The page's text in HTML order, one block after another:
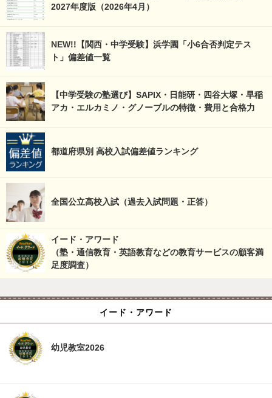
2027年度版（2026年4月）
NEW!!【関西・中学受験】浜学園「小6合否判定テス
ト」偏差値一覧
【中学受験の塾選び】SAPIX・日能研・四谷大塚・早稲
アカ・エルカミノ・グノーブルの特徴・費用と合格力
都道府県別 高校入試偏差値ランキング
全国公立高校入試（過去入試問題・正答）
イード・アワード
（塾・通信教育・英語教育などの教育サービスの顧客満
足度調査）
イード・アワード
幼児教室2026